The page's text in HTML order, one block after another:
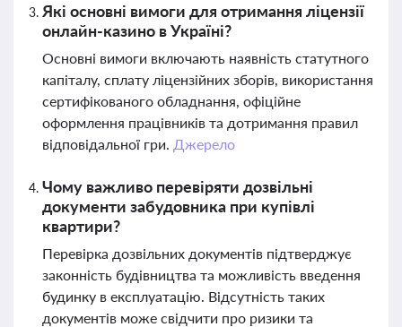
Які основні вимоги для отримання ліцензії
онлайн-казино в Україні?
Основні вимоги включають наявність статутного
капіталу, сплату ліцензійних зборів, використання
сертифікованого обладнання, офіційне
оформлення працівників та дотримання правил
відповідальної гри. Джерело
Чому важливо перевіряти дозвільні
документи забудовника при купівлі
квартири?
Перевірка дозвільних документів підтверджує
законність будівництва та можливість введення
будинку в експлуатацію. Відсутність таких
документів може свідчити про ризики та